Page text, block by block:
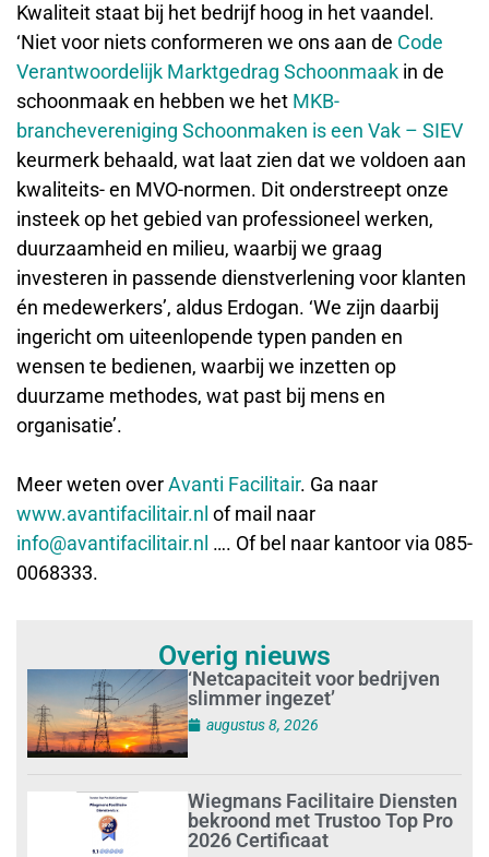
Kwaliteit staat bij het bedrijf hoog in het vaandel.
‘Niet voor niets conformeren we ons aan de Code
Verantwoordelijk Marktgedrag Schoonmaak in de
schoonmaak en hebben we het MKB-
branchevereniging Schoonmaken is een Vak – SIEV
keurmerk behaald, wat laat zien dat we voldoen aan
kwaliteits- en MVO-normen. Dit onderstreept onze
insteek op het gebied van professioneel werken,
duurzaamheid en milieu, waarbij we graag
investeren in passende dienstverlening voor klanten
én medewerkers’, aldus Erdogan. ‘We zijn daarbij
ingericht om uiteenlopende typen panden en
wensen te bedienen, waarbij we inzetten op
duurzame methodes, wat past bij mens en
organisatie’.
Meer weten overAvanti Facilitair. Ga naar
www.avantifacilitair.nl of mail naar
info@avantifacilitair.nl …. Of bel naar kantoor via 085-
0068333.
Overig nieuws
‘Netcapaciteit voor bedrijven
slimmer ingezet’
augustus 8, 2026
Wiegmans Facilitaire Diensten
bekroond met Trustoo Top Pro
2026 Certificaat